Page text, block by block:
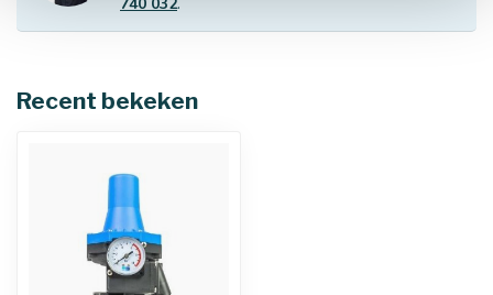
Recent bekeken